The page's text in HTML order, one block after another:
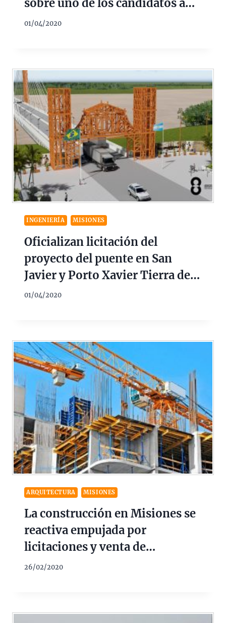
sobre uno de los candidatos a
presidir el EBY
01/04/2020
INGENIERÍA MISIONES
Oficializan licitación del
proyecto del puente en San
Javier y Porto Xavier Tierra del
Fuego
01/04/2020
ARQUITECTURA MISIONES
La construcción en Misiones se
reactiva empujada por
licitaciones y venta de
materiales
26/02/2020